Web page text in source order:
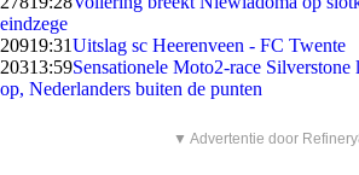
eindzege
20919:31Uitslag sc Heerenveen - FC Twente
20313:59Sensationele Moto2-race
op, Nederlanders buiten de punten
▼ Advertentie door